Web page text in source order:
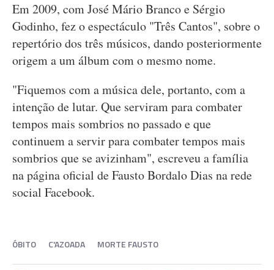
Em 2009, com José Mário Branco e Sérgio
Godinho, fez o espectáculo "Três Cantos", sobre o
repertório dos três músicos, dando posteriormente
origem a um álbum com o mesmo nome.
"Fiquemos com a música dele, portanto, com a
intenção de lutar. Que serviram para combater
tempos mais sombrios no passado e que
continuem a servir para combater tempos mais
sombrios que se avizinham", escreveu a família
na página oficial de Fausto Bordalo Dias na rede
social Facebook.
ÓBITO C'AZOADA MORTE FAUSTO